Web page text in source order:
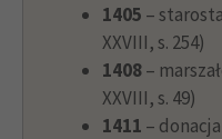
1405 –
XXVIII, s. 254)
1408–
XXVIII, s. 49)
1411 –